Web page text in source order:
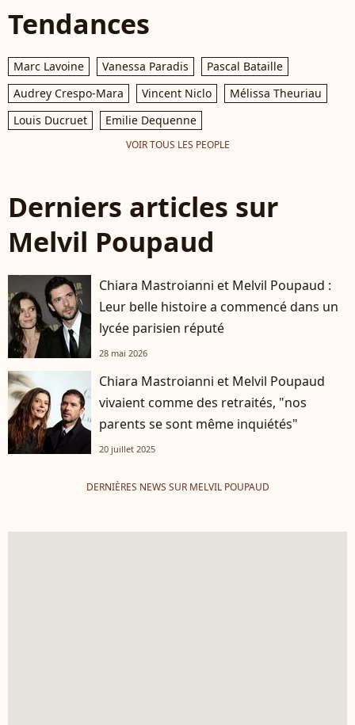
Tendances
Marc Lavoine Vanessa Paradis
Pascal Bataille
Audrey Crespo-Mara
Vincent Niclo
Mélissa Theuriau
Louis Ducruet
Emilie Dequenne
VOIR TOUS LES PEOPLE
Derniers articles sur
Melvil Poupaud
Chiara Mastroianni et Melvil Poupaud :
Leur belle histoire a commencé dans un
lycée parisien réputé
28 mai 2026
Chiara Mastroianni et Melvil Poupaud
vivaient comme des retraités, "nos
parents se sont même inquiétés"
20 juillet 2025
DERNIÈRES NEWS SUR MELVIL POUPAUD